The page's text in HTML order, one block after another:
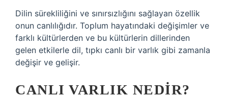
Dilin sürekliliğini ve sınırsızlığını sağlayan özellik
onun canlılığıdır. Toplum hayatındaki değişimler ve
farklı kültürlerden ve bu kültürlerin dillerinden
gelen etkilerle dil, tıpkı canlı bir varlık gibi zamanla
değişir ve gelişir.
CANLI VARLIK NEDIR?